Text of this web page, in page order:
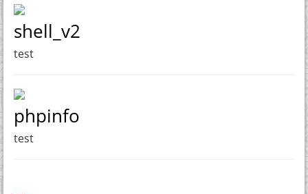
shell_v2
test
phpinfo
test